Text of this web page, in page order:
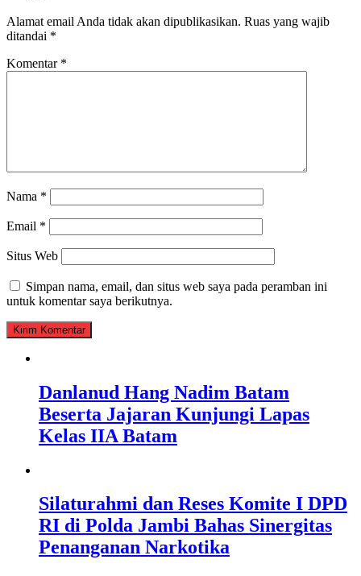
Alamat email Anda tidak akan dipublikasikan. Ruas yang wajib
ditandai *
Komentar *
Nama *
Email *
Situs Web
Simpan nama, email, dan situs web saya pada peramban ini
untuk komentar saya berikutnya.
Danlanud Hang Nadim Batam
Beserta Jajaran Kunjungi Lapas
Kelas IIA Batam
Silaturahmi dan Reses Komite I DPD
RI di Polda Jambi Bahas Sinergitas
Penanganan Narkotika